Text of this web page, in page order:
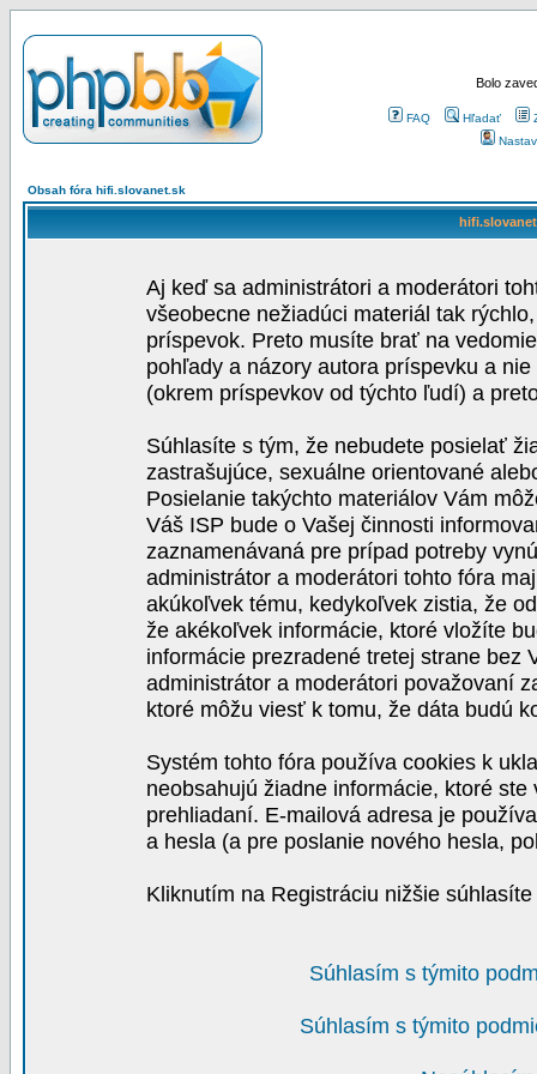
Bolo
FAQ Hľadať
Obsah fóra hifi.slovanet.sk
Aj keď sa administrátori a moderátori
všeobecne nežiadúci materiál tak
príspevok. Preto musíte brať na
pohľady a názory autora príspevku a
(okrem príspevkov od týchto ľudí) a
Súhlasíte s tým, že nebudete posielať
zastrašujúce, sexuálne orientované
Posielanie takýchto materiálov Vám
Váš ISP bude o Vašej činnosti
zaznamenávaná pre prípad potreby
administrátor a moderátori tohto fóra
akúkoľvek tému, kedykoľvek zistia, že
že akékoľvek informácie, ktoré vložíte
informácie prezradené tretej strane bez
administrátor a moderátori považovaní
ktoré môžu viesť k tomu, že dáta budú
Systém tohto fóra používa cookies k
neobsahujú žiadne informácie, ktoré
prehliadaní. E-mailová adresa je
a hesla (a pre poslanie nového hesla,
Kliknutím na Registráciu nižšie
Súhlasím s týmito
Súhlasím s týmito